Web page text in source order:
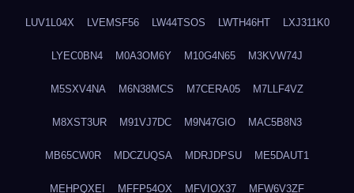
LUV1L04X LVEMSF56 LW44TSOS LWTH46HT LXJ311K0
LYEC0BN4 M0A3OM6Y M10G4N65 M3KVW74J
M5SXV4NA M6N38MCS M7CERA05 M7LLF4VZ
M8XST3UR M91VJ7DC M9N47GIO MAC5B8N3
MB65CW0R MDCZUQSA MDRJDPSU ME5DAUT1
MEHPQXEI MFFP54OX MFVIOX37 MFW6V3ZF